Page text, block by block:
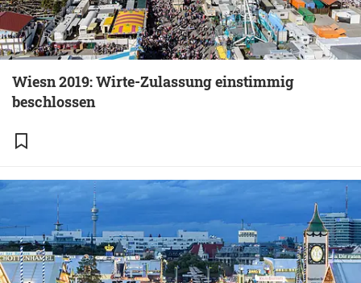
Wiesn 2019: Wirte-Zulassung einstimmig
beschlossen